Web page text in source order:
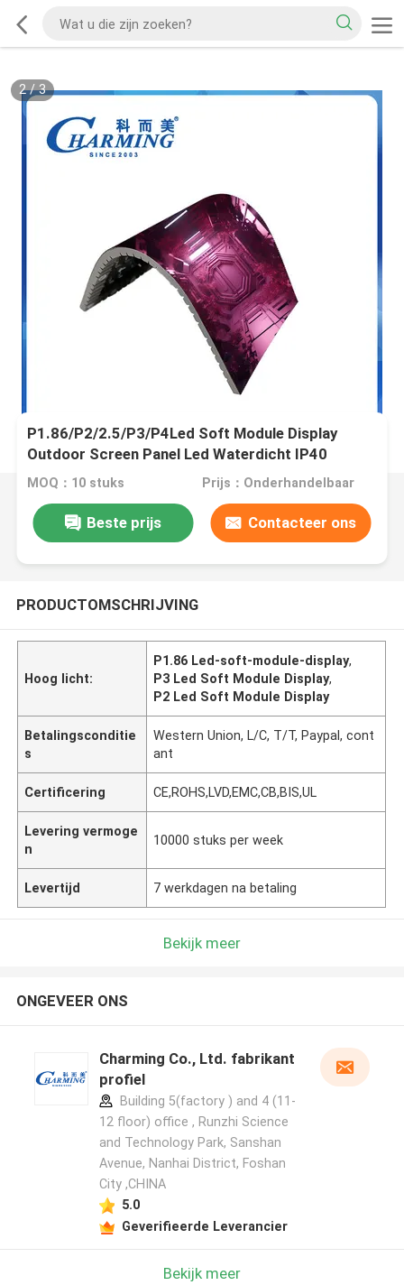
2/3
P1.86/P2/2.5/P3/P4Led Soft Module Display
Outdoor Screen Panel Led Waterdicht IP40
SMD1515 Ondersteuning van schoolonderwijs en -
MOQ：10 stuks Prijs：Onderhandelbaar
Beste prijs Contacteer ons
PRODUCTOMSCHRIJVING
Hoog licht:
P1.86 Led-soft-module-display,
P3 Led Soft Module Display,
P2 Led Soft Module Display
Betalingsconditie
s
Western Union, L/C, T/T, Paypal, cont
ant
Certificering CE,ROHS,LVD,EMC,CB,BIS,UL
Levering vermoge
n
10000 stuks per week
Levertijd 7 werkdagen na betaling
Bekijk meer
ONGEVEER ONS
Charming Co., Ltd. fabrikant
profiel
Building 5(factory ) and 4 (11-
12 floor) office , Runzhi Science
and Technology Park, Sanshan
Avenue, Nanhai District, Foshan
City ,CHINA
5.0
Geverifieerde Leverancier
Bekijk meer